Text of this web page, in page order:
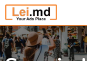
Săriți
la
conținut